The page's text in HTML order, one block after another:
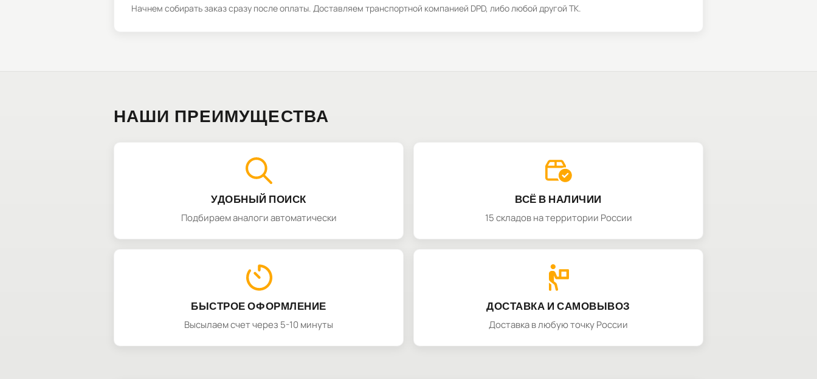
Начнем собирать заказ сразу после оплаты. Доставляем транспортной компанией DPD, либо любой другой ТК.
НАШИ ПРЕИМУЩЕСТВА
УДОБНЫЙ ПОИСК
Подбираем аналоги автоматически
ВСЁ В НАЛИЧИИ
15 складов на территории России
БЫСТРОЕ ОФОРМЛЕНИЕ
Высылаем счет через 5-10 минуты
ДОСТАВКА И САМОВЫВОЗ
Доставка в любую точку России